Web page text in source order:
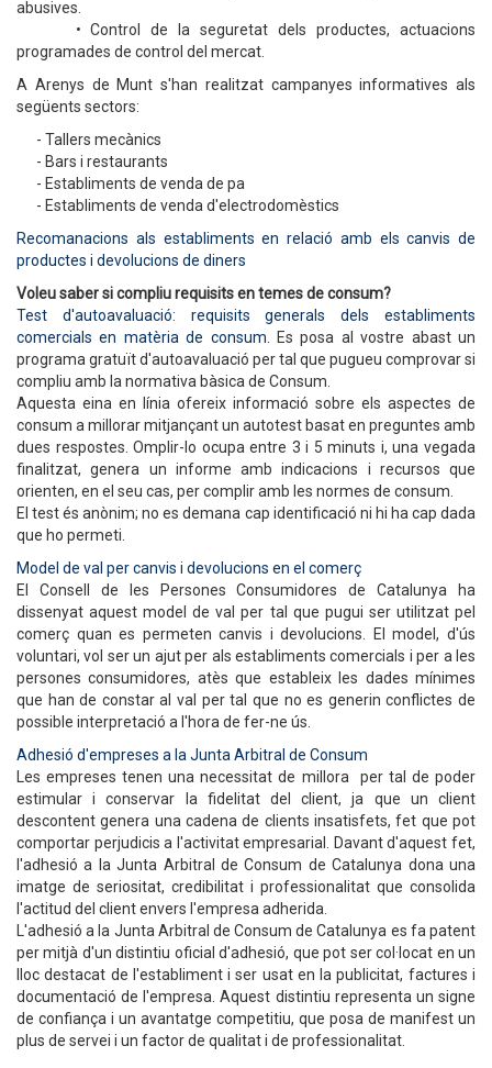
abusives.
• Control de la seguretat dels productes, actuacions
programades de control del mercat.
A Arenys de Munt s'han realitzat campanyes informatives als
següents sectors:
- Tallers mecànics
- Bars i restaurants
- Establiments de venda de pa
- Establiments de venda d'electrodomèstics
Recomanacions als establiments en relació amb els canvis de
productes i devolucions de diners
Voleu saber si compliu requisits en temes de consum?
Test d'autoavaluació: requisits generals dels establiments
comercials en matèria de consum . Es posa al vostre abast un
programa gratuït d'autoavaluació per tal que pugueu comprovar si
compliu amb la normativa bàsica de Consum.
Aquesta eina en línia ofereix informació sobre els aspectes de
consum a millorar mitjançant un autotest basat en preguntes amb
dues respostes. Omplir-lo ocupa entre 3 i 5 minuts i, una vegada
finalitzat, genera un informe amb indicacions i recursos que
orienten, en el seu cas, per complir amb les normes de consum.
El test és anònim; no es demana cap identificació ni hi ha cap dada
que ho permeti.
Model de val per canvis i devolucions en el comerç
El Consell de les Persones Consumidores de Catalunya ha
dissenyat aquest model de val per tal que pugui ser utilitzat pel
comerç quan es permeten canvis i devolucions. El model, d'ús
voluntari, vol ser un ajut per als establiments comercials i per a les
persones consumidores, atès que estableix les dades mínimes
que han de constar al val per tal que no es generin conflictes de
possible interpretació a l'hora de fer-ne ús.
Adhesió d'empreses a la Junta Arbitral de Consum
Les empreses tenen una necessitat de millora per tal de poder
estimular i conservar la fidelitat del client, ja que un client
descontent genera una cadena de clients insatisfets, fet que pot
comportar perjudicis a l'activitat empresarial. Davant d'aquest fet,
l'adhesió a la Junta Arbitral de Consum de Catalunya dona una
imatge de seriositat, credibilitat i professionalitat que consolida
l'actitud del client envers l'empresa adherida.
L'adhesió a la Junta Arbitral de Consum de Catalunya es fa patent
per mitjà d'un distintiu oficial d'adhesió, que pot ser col·locat en un
lloc destacat de l'establiment i ser usat en la publicitat, factures i
documentació de l'empresa. Aquest distintiu representa un signe
de confiança i un avantatge competitiu, que posa de manifest un
plus de servei i un factor de qualitat i de professionalitat.